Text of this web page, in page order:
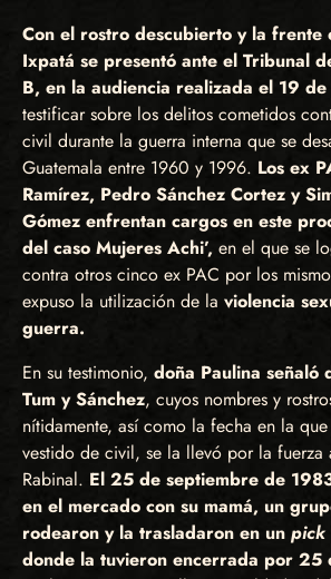
Con el rostro descubierto y la frente
Ixpatá se presentó ante el Tribunal
B, en la audiencia realizada el 19
testificar sobre los delitos cometidos
civil durante la guerra interna que se
Guatemala entre 1960 y 1996. Los ex
Ramírez, Pedro Sánchez Cortez y
Gómez enfrentan cargos en este
del caso Mujeres Achi’, en el que se
contra otros cinco ex PAC por los
expuso la utilización de la violencia
guerra.
En su testimonio, doña Paulina señaló
Tum y Sánchez, cuyos nombres y
nítidamente, así como la fecha en la
vestido de civil, se la llevó por la fuerza
Rabinal. El 25 de septiembre de
en el mercado con su mamá, un
rodearon y la trasladaron en un pick
donde la tuvieron encerrada por 25